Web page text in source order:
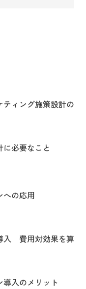
ィング施策設計の
に必要なこと
への応用
入 費用対効果を算
導入のメリット